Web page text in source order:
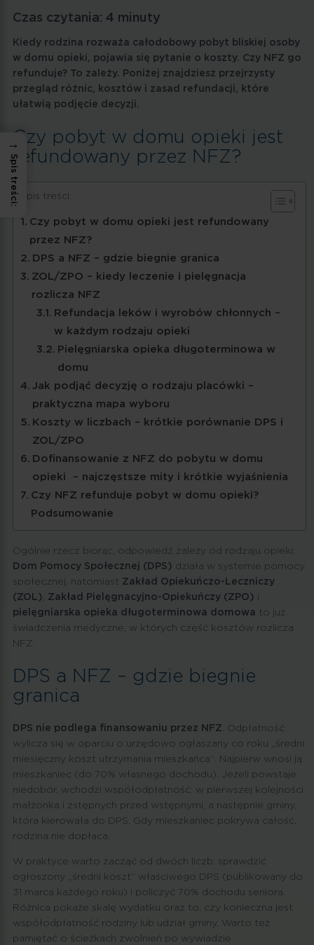
Czas czytania: 4 minuty
Kiedy rodzina rozważa całodobowy pobyt bliskiej osoby
w domu opieki, pojawia się pytanie o koszty. Czy NFZ go
refunduje? To zależy. Poniżej znajdziesz przejrzysty
przegląd różnic, kosztów i zasad refundacji, które
ułatwią podjęcie decyzji.
Czy pobyt w domu opieki jest
refundowany przez NFZ?
Spis treści:
Czy pobyt w domu opieki jest refundowany
przez NFZ?
DPS a NFZ – gdzie biegnie granica
ZOL/ZPO – kiedy leczenie i pielęgnacja
rozlicza NFZ
Refundacja leków i wyrobów chłonnych –
w każdym rodzaju opieki
Pielęgniarska opieka długoterminowa w
domu
Jak podjąć decyzję o rodzaju placówki –
praktyczna mapa wyboru
Koszty w liczbach – krótkie porównanie DPS i
ZOL/ZPO
Dofinansowanie z NFZ do pobytu w domu
opieki – najczęstsze mity i krótkie wyjaśnienia
Czy NFZ refunduje pobyt w domu opieki?
Podsumowanie
Ogólnie rzecz biorąc, odpowiedź zależy od rodzaju opieki:
Dom Pomocy Społecznej (DPS) działa w systemie pomocy
społecznej, natomiast Zakład Opiekuńczo-Leczniczy
(ZOL), Zakład Pielęgnacyjno-Opiekuńczy (ZPO) i
pielęgniarska opieka długoterminowa domowa to już
świadczenia medyczne, w których część kosztów rozlicza
NFZ.
DPS a NFZ – gdzie biegnie
granica
DPS nie podlega finansowaniu przez NFZ. Odpłatność
wylicza się w oparciu o urzędowo ogłaszany co roku „średni
miesięczny koszt utrzymania mieszkańca”. Najpierw wnosi ją
mieszkaniec (do 70% własnego dochodu). Jeżeli powstaje
niedobór, wchodzi współodpłatność: w pierwszej kolejności
małżonka i zstępnych przed wstępnymi, a następnie gminy,
która kierowała do DPS. Gdy mieszkaniec pokrywa całość,
rodzina nie dopłaca.
W praktyce warto zacząć od dwóch liczb: sprawdzić
ogłoszony „średni koszt” właściwego DPS (publikowany do
31 marca każdego roku) i policzyć 70% dochodu seniora.
Różnica pokaże skalę wydatku oraz to, czy konieczna jest
współodpłatność rodziny lub udział gminy. Warto też
pamiętać o ścieżkach zwolnień po wywiadzie
→
Spis treści: